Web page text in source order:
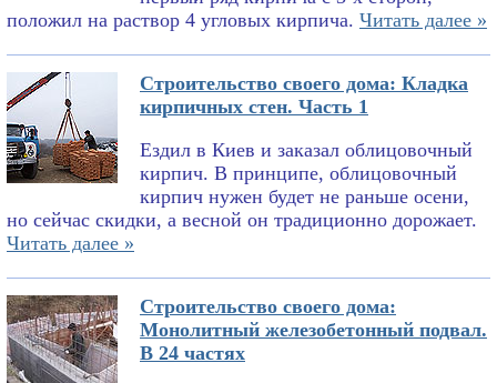
положил на раствор 4 угловых кирпича. Читать далее »
Строительство своего дома: Кладка
кирпичных стен. Часть 1
Ездил в Киев и заказал облицовочный
кирпич. В принципе, облицовочный
кирпич нужен будет не раньше осени,
но сейчас скидки, а весной он традиционно дорожает.
Читать далее »
Строительство своего дома:
Монолитный железобетонный подвал.
В 24 частях